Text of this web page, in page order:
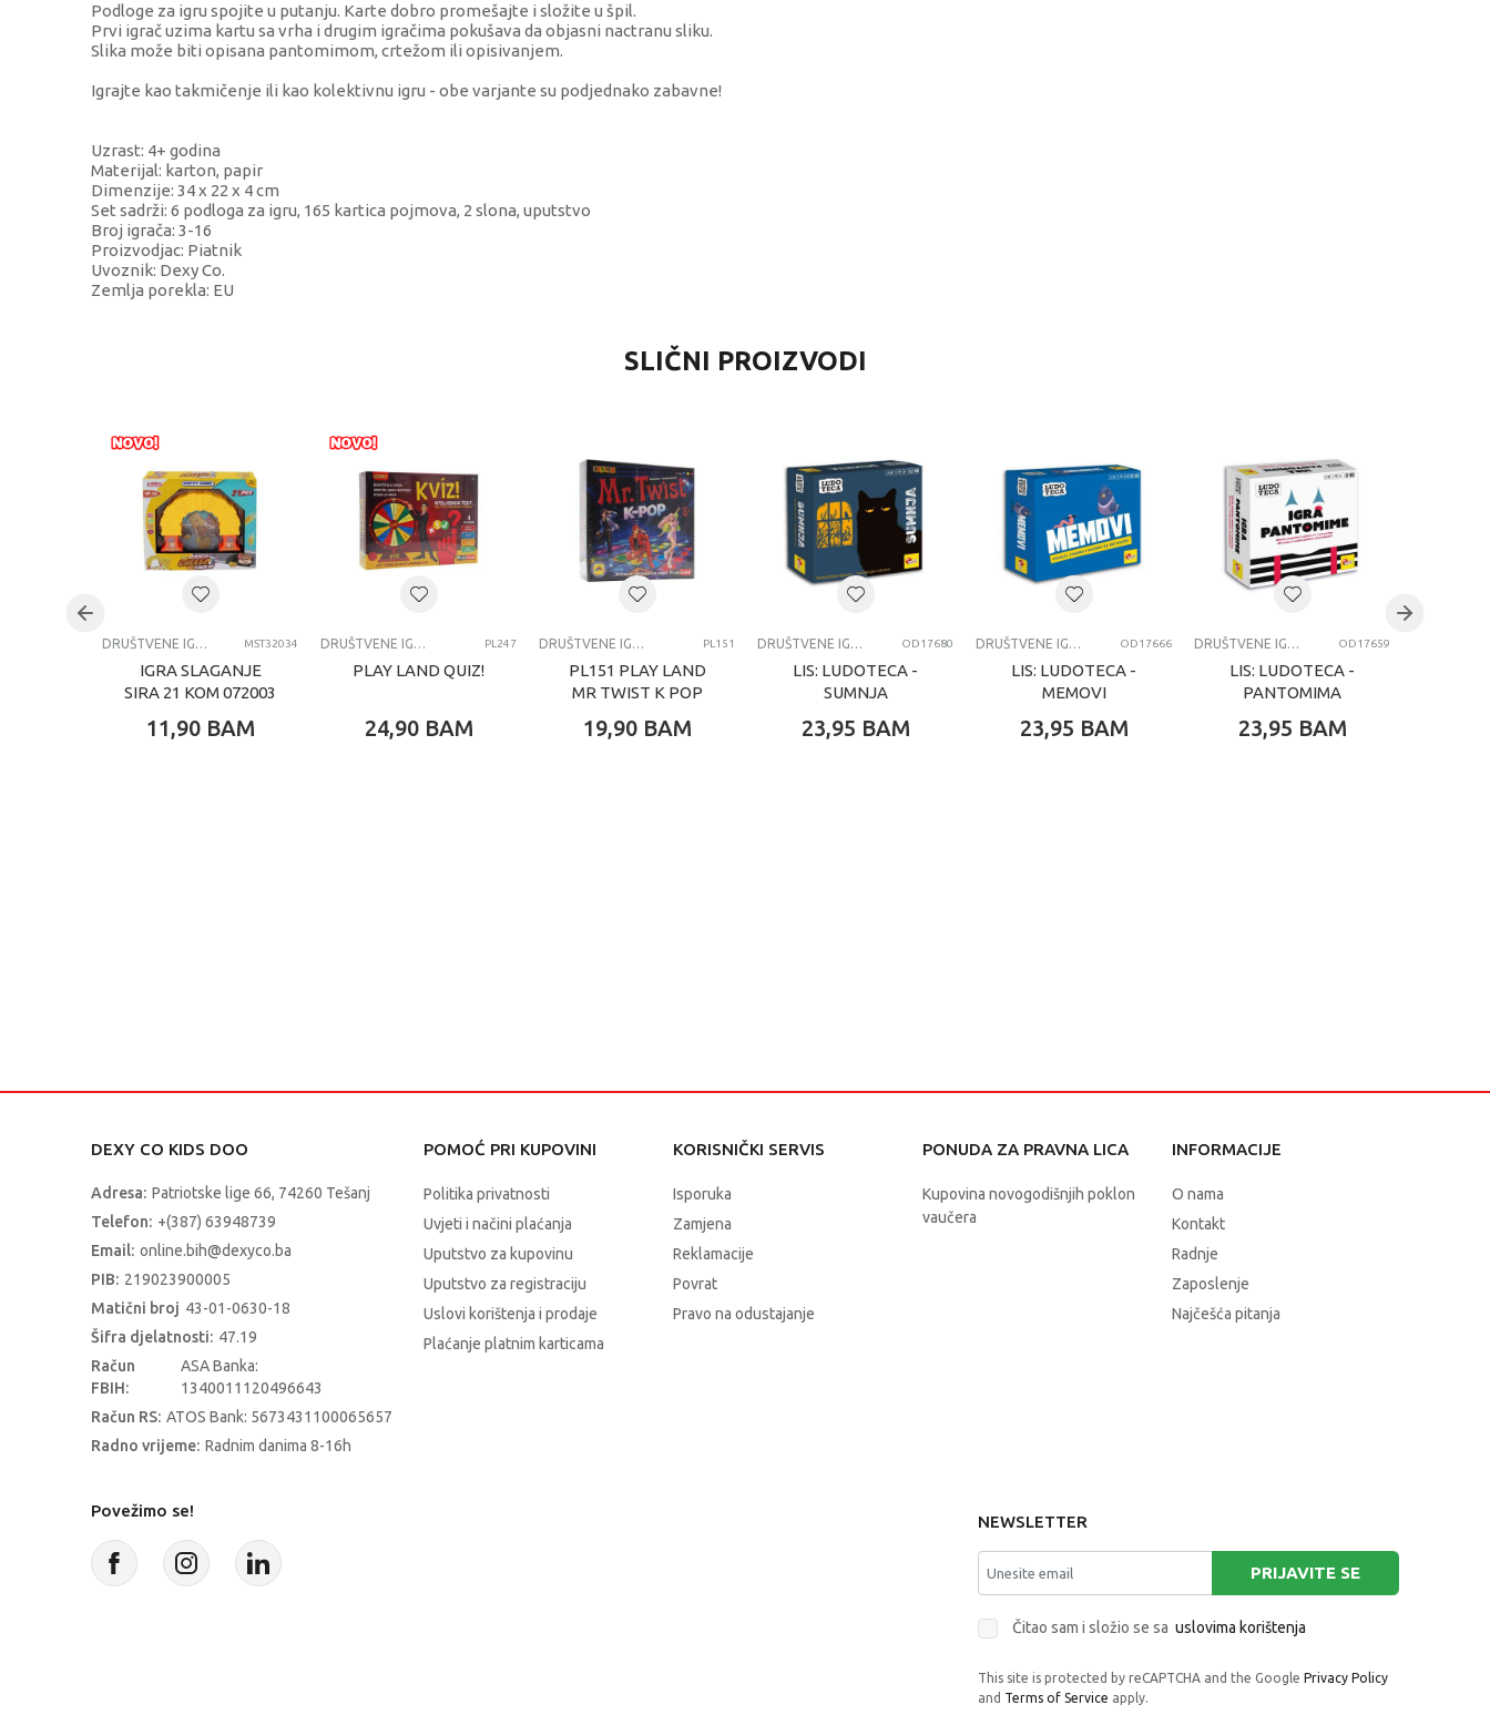
Podloge za igru spojite u putanju. Karte dobro promešajte i složite u špil.
Prvi igrač uzima kartu sa vrha i drugim igračima pokušava da objasni nactranu sliku.
Slika može biti opisana pantomimom, crtežom ili opisivanjem.
Igrajte kao takmičenje ili kao kolektivnu igru - obe varjante su podjednako zabavne!
Uzrast: 4+ godina
Materijal: karton, papir
Dimenzije: 34 x 22 x 4 cm
Set sadrži: 6 podloga za igru, 165 kartica pojmova, 2 slona, uputstvo
Broj igrača: 3-16
Proizvodjac: Piatnik
Uvoznik: Dexy Co.
Zemlja porekla: EU
Društvene igre
Pol Univerzalno
Uzrast 8+ G
Piatnik igre
SLIČNI PROIZVODI
DRUŠTVENE IGRE MST32034
IGRA SLAGANJE
SIRA 21 KOM 072003
11,90 BAM
DRUŠTVENE IGRE PL247
PLAY LAND QUIZ!
24,90 BAM
DRUŠTVENE IGRE PL151
PL151 PLAY LAND
MR TWIST K POP
SRB
19,90 BAM
DRUŠTVENE IGRE OD17680
LIS: LUDOTECA -
SUMNJA
23,95 BAM
DRUŠTVENE IGRE OD17666
LIS: LUDOTECA -
MEMOVI
23,95 BAM
DRUŠTVENE IGRE OD17659
LIS: LUDOTECA -
PANTOMIMA
23,95 BAM
DEXY CO KIDS DOO
Adresa: Patriotske lige 66, 74260 Tešanj
Telefon: +(387) 63948739
Email: online.bih@dexyco.ba
PIB: 219023900005
Matični broj 43-01-0630-18
Šifra djelatnosti: 47.19
Račun
FBIH:
ASA Banka:
1340011120496643
Račun RS: ATOS Bank: 5673431100065657
Radno vrijeme: Radnim danima 8-16h
POMOĆ PRI KUPOVINI
Politika privatnosti
Uvjeti i načini plaćanja
Uputstvo za kupovinu
Uputstvo za registraciju
Uslovi korištenja i prodaje
Plaćanje platnim karticama
KORISNIČKI SERVIS
Isporuka
Zamjena
Reklamacije
Povrat
Pravo na odustajanje
PONUDA ZA PRAVNA LICA
Kupovina novogodišnjih poklon
vaučera
INFORMACIJE
O nama
Kontakt
Radnje
Zaposlenje
Najčešća pitanja
Povežimo se!
NEWSLETTER
PRIJAVITE SE
Čitao sam i složio se sa uslovima korištenja
This site is protected by reCAPTCHA and the Google Privacy Policy
and Terms of Service apply.